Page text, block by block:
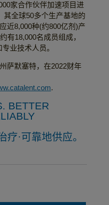
家合作伙伴加速项目进
其全球50多个生产基地的
近8,000种(约800亿剂)产
有18,000名成员组成，
业技术人员。
萨默塞特，在2022财年
.
BETTER
疗·可靠地供应。